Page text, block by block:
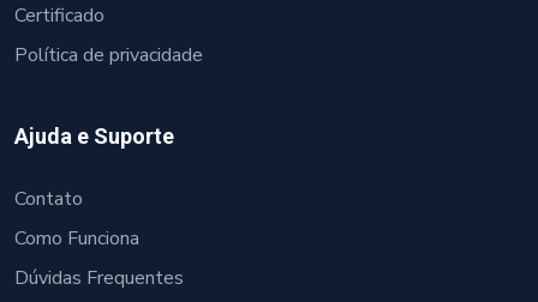
Certificado
Política de privacidade
Ajuda e Suporte
Contato
Como Funciona
Dúvidas Frequentes